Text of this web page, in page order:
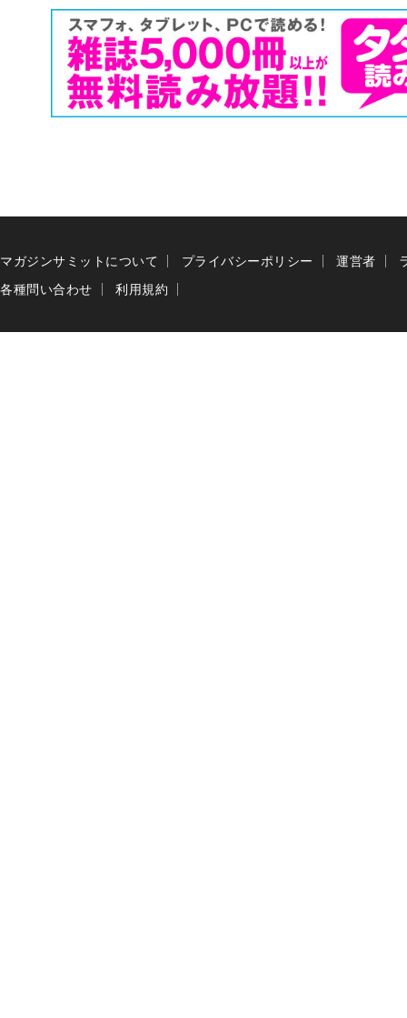
マガジンサミットについて プライバシーポリシー 運営者
各種問い合わせ
利用規約